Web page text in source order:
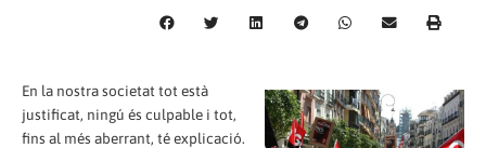
En la nostra societat tot està
justificat, ningú és culpable i tot,
fins al més aberrant, té explicació.